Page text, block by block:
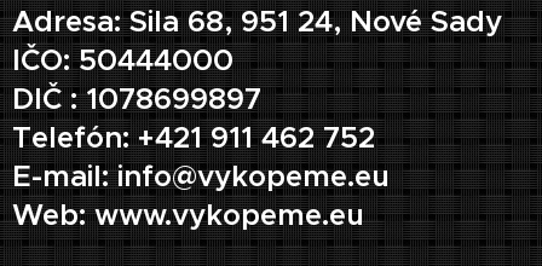
Adresa: Sila 68, 951 24, Nové Sady
IČO: 50444000
DIČ : 1078699897
Telefón: +421 911 462 752
E-mail: info@vykopeme.eu
Web: www.vykopeme.eu